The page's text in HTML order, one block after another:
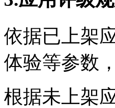
依据已上架
体验等参数
根据未上架